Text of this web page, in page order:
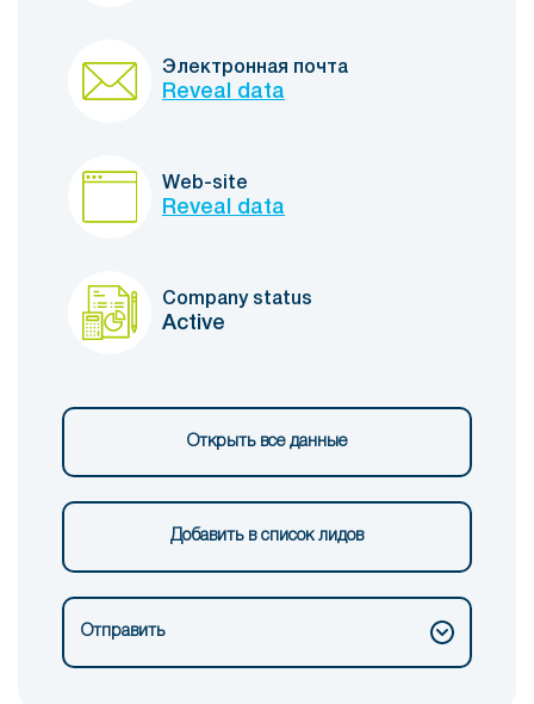
Электронная почта
Reveal data
Web-site
Reveal data
Company status
Active
Открыть все данные
Добавить в список лидов
Отправить